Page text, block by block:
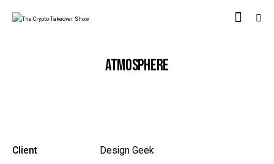
ATMOSPHERE
Client
Design Geek